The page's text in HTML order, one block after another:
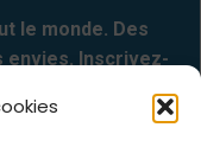
le monde. Des
envies. Inscrivez-